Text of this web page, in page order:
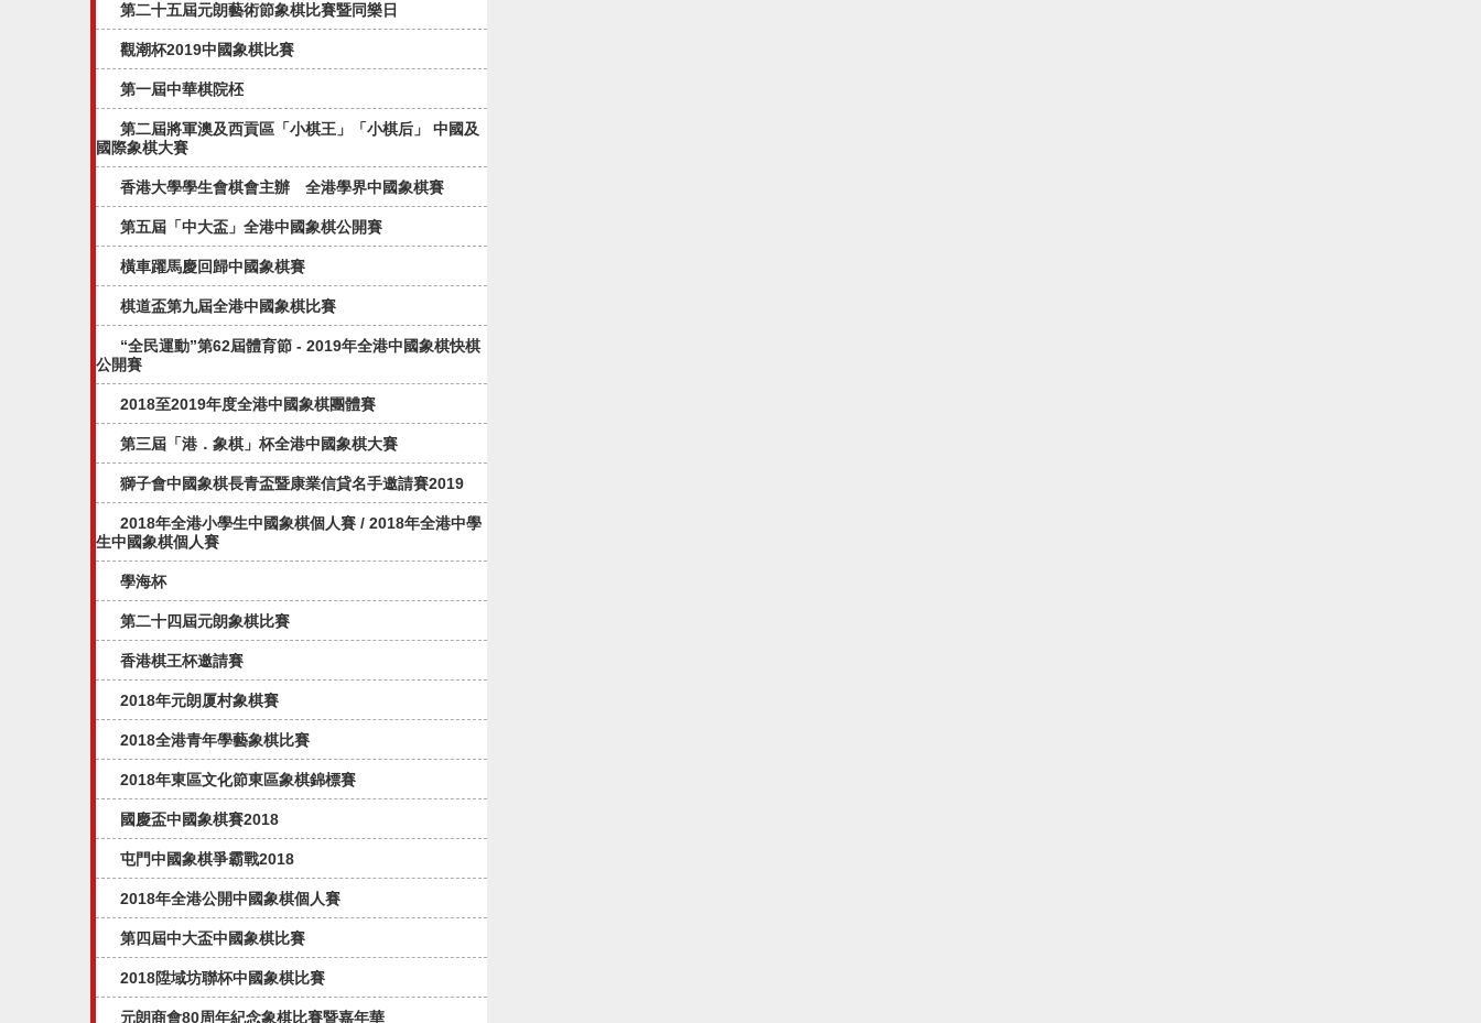
第二十五屆元朗藝術節象棋比賽暨同樂日
觀潮杯2019中國象棋比賽
第一屆中華棋院柸
第二屆將軍澳及西貢區「小棋王」「小棋后」 中國及
國際象棋大賽
香港大學學生會棋會主辦 全港學界中國象棋賽
第五屆「中大盃」全港中國象棋公開賽​
橫車躍馬慶回歸中國象棋賽
棋道盃第九屆全港中國象棋比賽
“全民運動”第62屆體育節 - 2019年全港中國象棋快棋
公開賽
2018至2019年度全港中國象棋團體賽
第三屆「港．象棋」杯全港中國象棋大賽
獅子會中國象棋長青盃暨康業信貸名手邀請賽2019
2018年全港小學生中國象棋個人賽 / 2018年全港中學
生中國象棋個人賽
學海杯
第二十四屆元朗象棋比賽
香港棋王杯邀請賽
2018年元朗厦村象棋賽
2018全港青年學藝象棋比賽
2018年東區文化節東區象棋錦標賽
國慶盃中國象棋賽2018
屯門中國象棋爭霸戰2018
2018年全港公開中國象棋個人賽
第四屆中大盃中國象棋比賽
2018陞域坊聯杯中國象棋比賽
元朗商會80周年紀念象棋比賽暨嘉年華